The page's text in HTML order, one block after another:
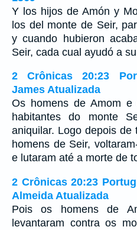
Y los hijos de Amón y
los del monte de Seir,
y cuando hubieron
Seir, cada cual ayudó a
2 Crônicas 20:23
James Atualizada
Os homens de Amom
habitantes do monte
aniquilar. Logo depois
homens de Seir,
e lutaram até a morte de
2 Crônicas 20:23
Almeida Atualizada
Pois os homens de
levantaram contra os